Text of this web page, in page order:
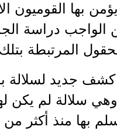
بها القوميون
الواجب دراسة
المرتبطة
جديد لسلالة
سلالة لم يكن
بها منذ أكثر